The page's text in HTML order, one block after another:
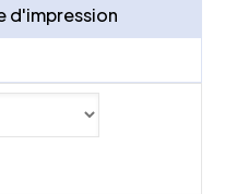
d'impression